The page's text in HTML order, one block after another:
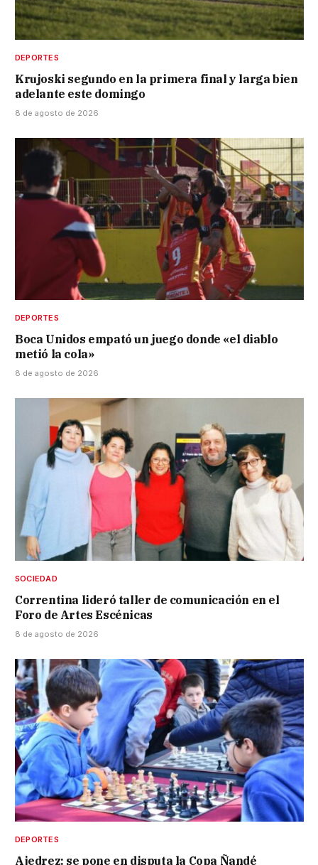
DEPORTES
Krujoski segundo en la primera final y larga bien
adelante este domingo
8 de agosto de 2026
DEPORTES
Boca Unidos empató un juego donde «el diablo
metió la cola»
8 de agosto de 2026
SOCIEDAD
Correntina lideró taller de comunicación en el
Foro de Artes Escénicas
8 de agosto de 2026
DEPORTES
Ajedrez: se pone en disputa la Copa Ñandé